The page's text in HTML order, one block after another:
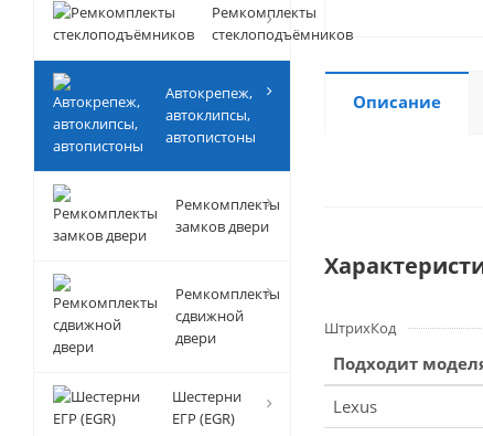
Ремкомплекты
стеклоподъёмников
Автокрепеж,
автоклипсы,
автопистоны
Ремкомплекты
замков двери
Ремкомплекты
сдвижной
двери
Шестерни
ЕГР (EGR)
Описание
ШтрихКод
Подходит
Lexus